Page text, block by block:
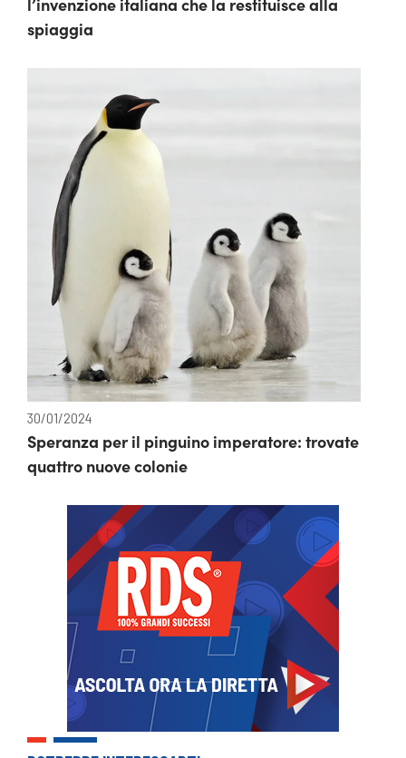
spiaggia
30/01/2024
Speranza per il pinguino imperatore: trovate
quattro nuove colonie